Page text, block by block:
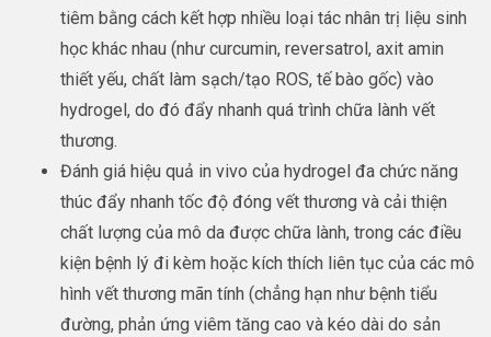
tiêm bằng cách kết hợp nhiều loại tác nhân trị liệu sinh
học khác nhau (như curcumin, reversatrol, axit amin
thiết yếu, chất làm sạch/tạo ROS, tế bào gốc) vào
hydrogel, do đó đẩy nhanh quá trình chữa lành vết
thương.
Đánh giá hiệu quả in vivo của hydrogel đa chức năng
thúc đẩy nhanh tốc độ đóng vết thương và cải thiện
chất lượng của mô da được chữa lành, trong các điều
kiện bệnh lý đi kèm hoặc kích thích liên tục của các mô
hình vết thương mãn tính (chẳng hạn như bệnh tiểu
đường, phản ứng viêm tăng cao và kéo dài do sản